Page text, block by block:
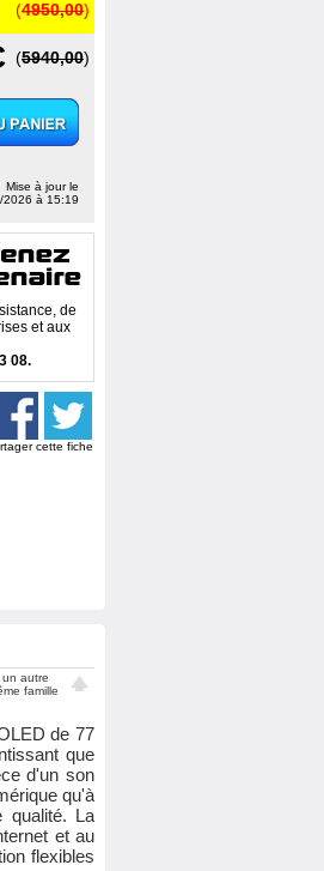
(4950,00)
(5940,00)
Mise à jour le
2026 à 15:19
de
et aux
08.
cette fiche
un autre
famille
de 77
que
d'un son
qu'à
qualité. La
et au
flexibles